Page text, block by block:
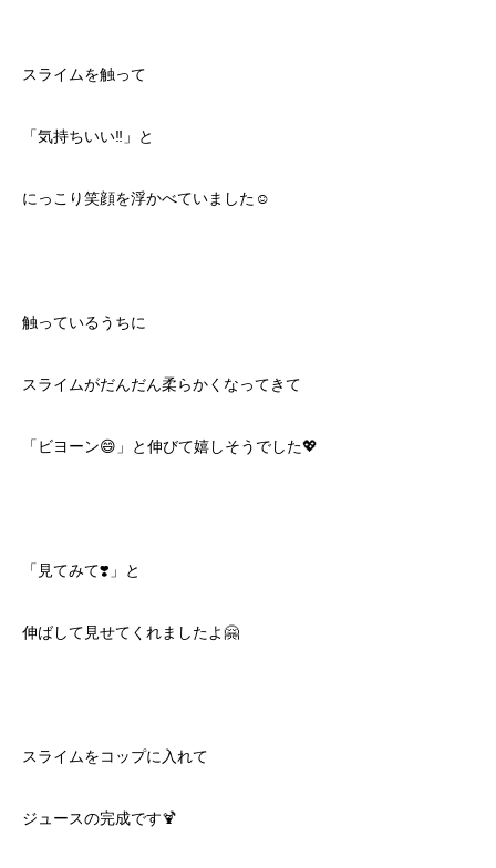
スライムを触って
「気持ちいい‼️」と
にっこり笑顔を浮かべていました☺️
触っているうちに
スライムがだんだん柔らかくなってきて
「ビヨーン😄」と伸びて嬉しそうでした💖
「見てみて❣️」と
伸ばして見せてくれましたよ🤗
スライムをコップに入れて
ジュースの完成です🍹